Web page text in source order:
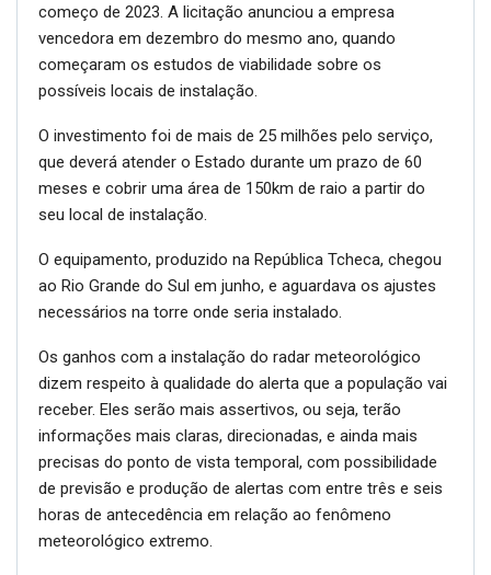
começo de 2023. A licitação anunciou a empresa
vencedora em dezembro do mesmo ano, quando
começaram os estudos de viabilidade sobre os
possíveis locais de instalação.
O investimento foi de mais de 25 milhões pelo serviço,
que deverá atender o Estado durante um prazo de 60
meses e cobrir uma área de 150km de raio a partir do
seu local de instalação.
O equipamento, produzido na República Tcheca, chegou
ao Rio Grande do Sul em junho, e aguardava os ajustes
necessários na torre onde seria instalado.
Os ganhos com a instalação do radar meteorológico
dizem respeito à qualidade do alerta que a população vai
receber. Eles serão mais assertivos, ou seja, terão
informações mais claras, direcionadas, e ainda mais
precisas do ponto de vista temporal, com possibilidade
de previsão e produção de alertas com entre três e seis
horas de antecedência em relação ao fenômeno
meteorológico extremo.